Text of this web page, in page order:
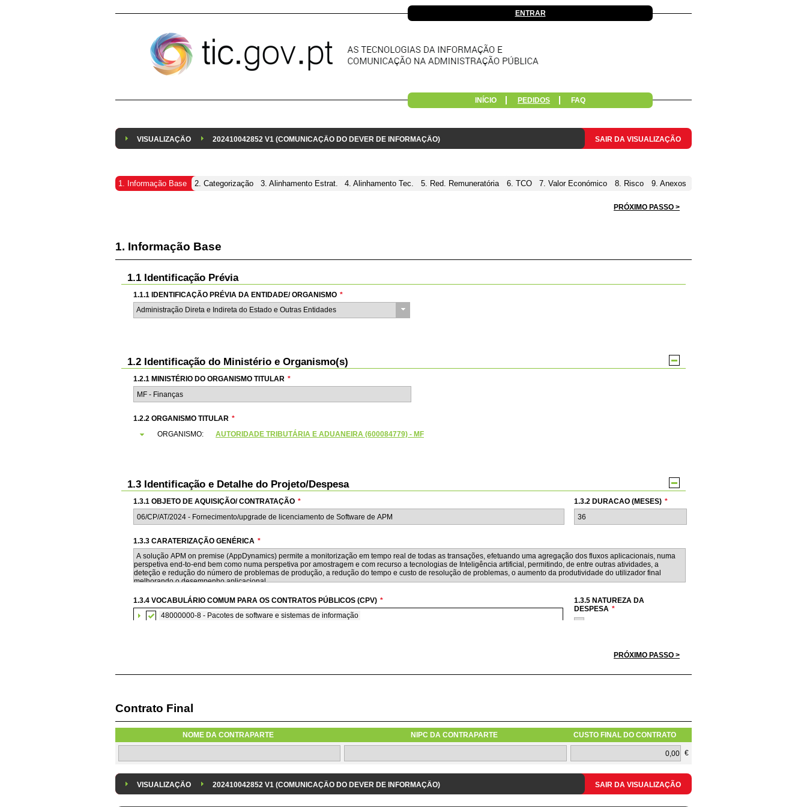
ENTRAR
INÍCIO PEDIDOS FAQ
VISUALIZAÇÃO 202410042852 V1 (COMUNICAÇÃO DO DEVER DE INFORMAÇÃO) SAIR DA VISUALIZAÇÃO
PRÓXIMO PASSO >
1. Informação Base 2. Categorização 3. Alinhamento Estrat. 4. Alinhamento Tec. 5. Red. Remuneratória 6. TCO 7. Valor Económico 8. Risco 9. Anexos
1. Informação Base
1.1 Identificação Prévia
1.1.1 IDENTIFICAÇÃO PRÉVIA DA ENTIDADE/ ORGANISMO *
Administração Direta e Indireta do Estado e Outras Entidades
1.2 Identificação do Ministério e Organismo(s)
1.2.1 MINISTÉRIO DO ORGANISMO TITULAR *
1.2.2 ORGANISMO TITULAR *
ORGANISMO:
AUTORIDADE TRIBUTÁRIA E ADUANEIRA (600084779) - MF
1.3 Identificação e Detalhe do Projeto/Despesa
1.3.1 OBJETO DE AQUISIÇÃO/ CONTRATAÇÃO * 1.3.2 DURACAO (MESES) *
1.3.3 CARATERIZAÇÃO GENÉRICA *
1.3.4 VOCABULÁRIO COMUM PARA OS CONTRATOS PÚBLICOS (CPV) *
48000000-8 - Pacotes de software e sistemas de informação
1.3.5 NATUREZA DA
DESPESA *
Serviços
1.3.6 AQUISIÇÃO DE SOFTWARE SUBMETIDA À CONCORRÊNCIA COM BASE NO TCO
A aquisição de software informático será submetida à concorrência com base no custo total de utilização das soluções a apresentar pelos concorrentes
1.3.10 TIPOLOGIA DO PEDIDO
PRÓXIMO PASSO >
Contrato Final
NOME DA CONTRAPARTE NIPC DA CONTRAPARTE CUSTO FINAL DO CONTRATO
€
VISUALIZAÇÃO 202410042852 V1 (COMUNICAÇÃO DO DEVER DE INFORMAÇÃO) SAIR DA VISUALIZAÇÃO